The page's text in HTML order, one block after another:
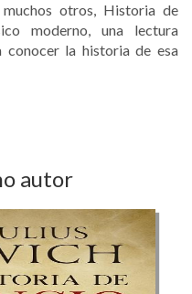
otros, Historia de
moderno, una lectura
conocer la historia de esa
autor